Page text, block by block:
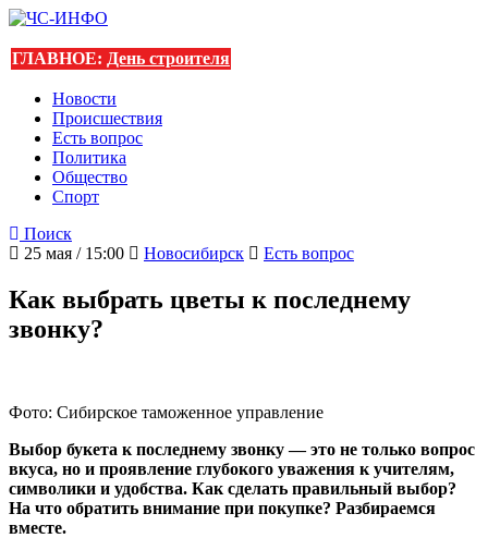
ГЛАВНОЕ: День строителя
Новости
Происшествия
Есть вопрос
Политика
Общество
Спорт
Поиск
25 мая / 15:00
Новосибирск Есть вопрос
Как выбрать цветы к последнему
звонку?
Фото: Сибирское таможенное управление
Выбор букета к последнему звонку — это не только вопрос
вкуса, но и проявление глубокого уважения к учителям,
символики и удобства. Как сделать правильный выбор?
На что обратить внимание при покупке? Разбираемся
вместе.